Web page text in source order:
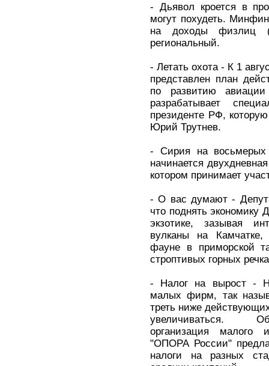
- Дьявол кроется в
могут похудеть.
на доходы физлиц
региональный.
- Летать охота - К 1
представлен план
по развитию
разрабатывает
президенте РФ,
Юрий Трутнев.
- Сирия на
начинается
котором принимает
- О вас думают -
что поднять экономику
экзотике, зазывая
вулканы на
фауне в приморской
строптивых горных
- Налог на вырост -
малых фирм, так
треть ниже
увеличиваться.
организация малого
"ОПОРА России"
налоги на разных